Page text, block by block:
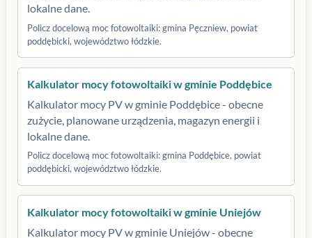
lokalne dane.
Policz docelową moc fotowoltaiki: gmina Pęczniew, powiat
poddębicki, województwo łódzkie.
Kalkulator mocy fotowoltaiki w gminie Poddębice
Kalkulator mocy PV w gminie Poddębice - obecne
zużycie, planowane urządzenia, magazyn energii i
lokalne dane.
Policz docelową moc fotowoltaiki: gmina Poddębice, powiat
poddębicki, województwo łódzkie.
Kalkulator mocy fotowoltaiki w gminie Uniejów
Kalkulator mocy PV w gminie Uniejów - obecne